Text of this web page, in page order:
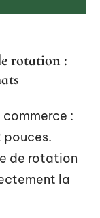
rotation :
:
pouces.
de rotation
la